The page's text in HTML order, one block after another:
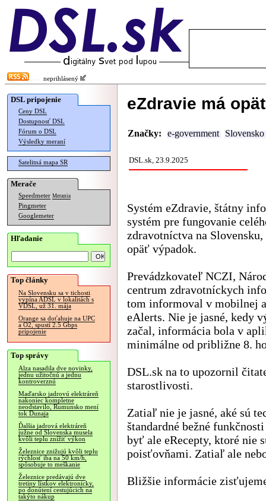
neprihlásený
DSL pripojenie
Ceny DSL
Dostupnosť DSL
Fórum o DSL
Výsledky meraní
Satelitná mapa SR
Merače
Speedmeter Merania
Pingmeter
Googlemeter
Hľadanie
Top články
Na Slovensku sa v tichosti
vypína ADSL v lokalitách s
VDSL, už 31. mája
Orange sa doťahuje na UPC
a O2, spustí 2.5 Gbps
pripojenie
Top správy
Alza nasadila dve novinky,
jednu užitočnú a jednu
kontroverznú
Maďarsko jadrovú elektráreň
nakoniec kompletne
neodstavilo, Rumunsko mení
tok Dunaja
Ďalšia jadrová elektráreň
južne od Slovenska musela
kvôli teplu znížiť výkon
Železnice znižujú kvôli teplu
rýchlosť iba na 50 km/h,
spôsobuje to meškanie
Železnice predávajú dve
tretiny lístkov elektronicky,
po donútení cestujúcich na
takýto nákup
eZdravie má
Značky: e-government Slovensko
DSL.sk, 23.9.2025
Systém eZdravie, štátny
systém pre fungovanie
zdravotníctva na Slovensku,
opäť výpadok.
Prevádzkovateľ NCZI,
centrum zdravotníckych
tom informoval v mobilnej
eAlerts. Nie je jasné, kedy
začal, informácia bola v
minimálne od približne 8.
DSL.sk na to upozornil
starostlivosti.
Zatiaľ nie je jasné, aké sú
štandardné bežné
byť ale eRecepty, ktoré nie
poisťovňami. Zatiaľ ale
Bližšie informácie